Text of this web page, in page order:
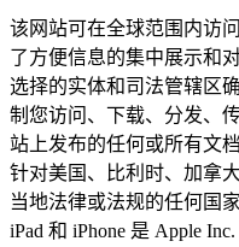
该网站可在全球范围内访
了方便信息的集中展示和
选择的实体和司法管辖区
制您访问、下载、分发、
站上发布的任何或所有文
针对美国、比利时、加拿
当地法律或法规的任何国
iPad 和 iPhone 是 Apple